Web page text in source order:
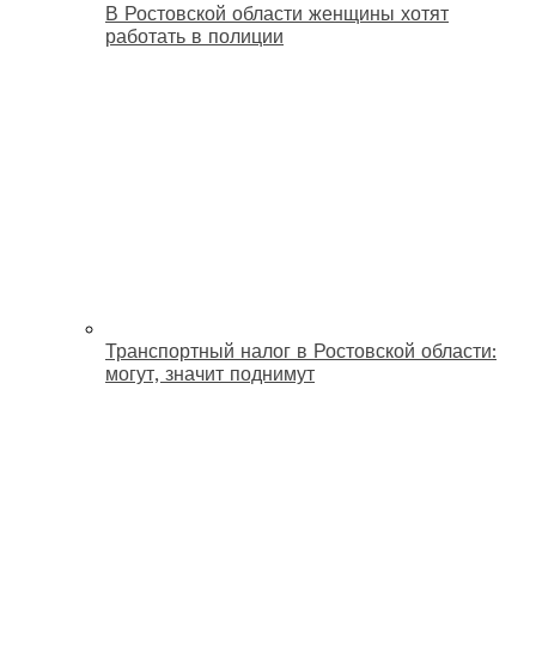
В Ростовской области женщины хотят
работать в полиции
Транспортный налог в Ростовской области:
могут, значит поднимут